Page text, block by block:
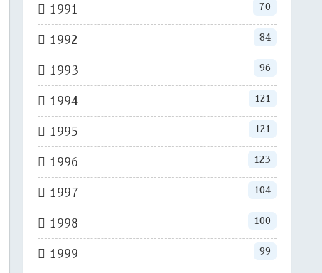
1991 70
1992 84
1993 96
1994 121
1995 121
1996 123
1997 104
1998 100
1999 99